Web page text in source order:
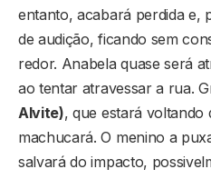
entanto, acabará perdida e,
de audição, ficando sem
redor. Anabela quase será
ao tentar atravessar a rua.
Alvite), que estará voltando
machucará. O menino a
salvará do impacto,